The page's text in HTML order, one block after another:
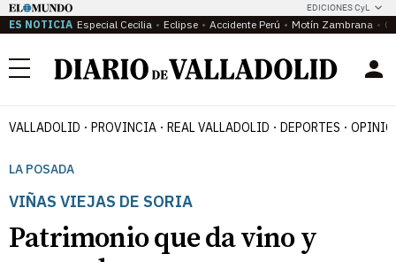
EDICIONES CyL
ES NOTICIA Especial Cecilia Eclipse Accidente Perú Motín Zambrana
Menú
VALLADOLID PROVINCIA REAL VALLADOLID DEPORTES
LA POSADA
VIÑAS VIEJAS DE SORIA
Patrimonio que da vino y